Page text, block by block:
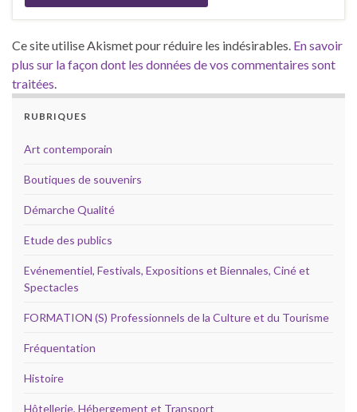
Ce site utilise Akismet pour réduire les indésirables. En savoir
plus sur la façon dont les données de vos commentaires sont
traitées.
RUBRIQUES
Art contemporain
Boutiques de souvenirs
Démarche Qualité
Etude des publics
Evénementiel, Festivals, Expositions et Biennales, Ciné et
Spectacles
FORMATION (S) Professionnels de la Culture et du Tourisme
Fréquentation
Histoire
Hôtellerie, Hébergement et Transport